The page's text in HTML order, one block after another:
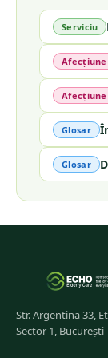
Serviciu
Afecțiune
Afecțiune
Glosar
Glosar
Str. Argentina 33,
Sector 1, București